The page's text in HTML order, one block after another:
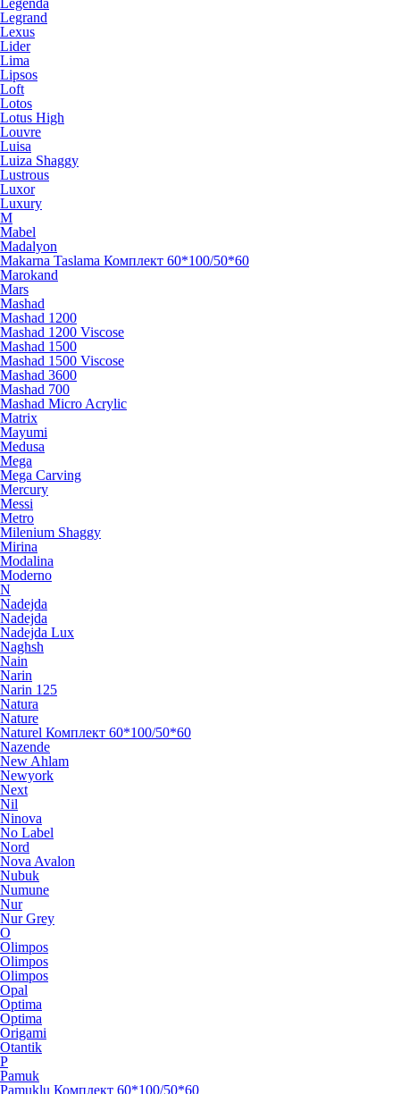
Legenda
Legrand
Lexus
Lider
Lima
Lipsos
Loft
Lotos
Lotus High
Louvre
Luisa
Luiza Shaggy
Lustrous
Luxor
Luxury
M
Mabel
Madalyon
Makarna Taslama Комплект 60*100/50*60
Marokand
Mars
Mashad
Mashad 1200
Mashad 1200 Viscose
Mashad 1500
Mashad 1500 Viscose
Mashad 3600
Mashad 700
Mashad Micro Acrylic
Matrix
Mayumi
Medusa
Mega
Mega Carving
Mercury
Messi
Metro
Milenium Shaggy
Mirina
Modalina
Moderno
N
Nadejda
Nadejda
Nadejda Lux
Naghsh
Nain
Narin
Narin 125
Natura
Nature
Naturel Комплект 60*100/50*60
Nazende
New Ahlam
Newyork
Next
Nil
Ninova
No Label
Nord
Nova Avalon
Nubuk
Numune
Nur
Nur Grey
O
Olimpos
Olimpos
Olimpos
Opal
Optima
Optima
Origami
Otantik
P
Pamuk
Pamuklu Комплект 60*100/50*60